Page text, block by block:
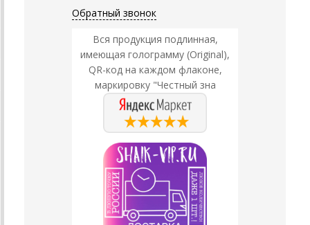
Обратный звонок
Вся продукция подлинная,
имеющая голограмму (Original),
QR-код на каждом флаконе,
маркировку "Честный зна